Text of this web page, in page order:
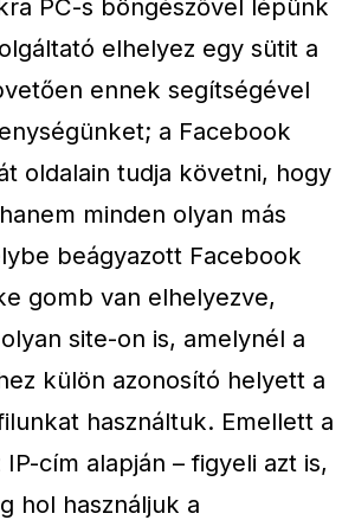
PC-s böngészővel lépünk
elhelyez egy sütit a
ennek segítségével
a Facebook
oldalain tudja követni, hogy
minden olyan más
beágyazott Facebook
gomb van elhelyezve,
site-on is, amelynél a
külön azonosító helyett a
használtuk. Emellett a
cím alapján – figyeli azt is,
hol használjuk a